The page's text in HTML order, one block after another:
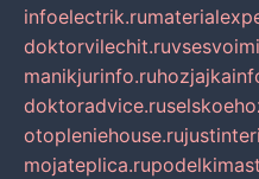
infoelectrik.ru
doktorvilechit.ru
manikjurinfo.ru
doktoradvice.ru
otopleniehouse.ru
mojateplica.ru